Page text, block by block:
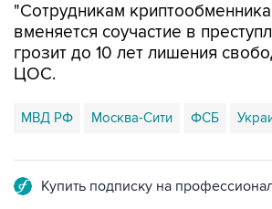
"Сотрудникам
вменяется соучастие в
грозит до 10 лет лишения
ЦОС.
МВД РФ Москва-Сити ФСБ
Купить подписку на